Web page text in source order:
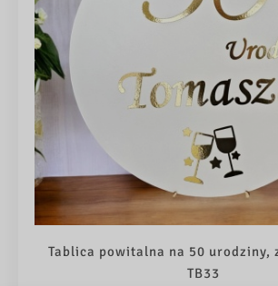
Tablica powitalna na 50 urodziny,
TB33